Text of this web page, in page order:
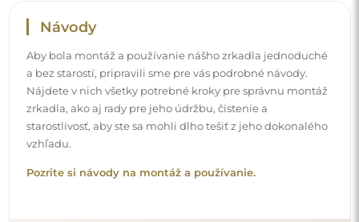
Návody
Aby bola montáž a používanie nášho zrkadla jednoduché
a bez starostí, pripravili sme pre vás podrobné návody.
Nájdete v nich všetky potrebné kroky pre správnu montáž
zrkadla, ako aj rady pre jeho údržbu, čistenie a
starostlivosť, aby ste sa mohli dlho tešiť z jeho dokonalého
vzhľadu.
Pozrite si návody na montáž a používanie.